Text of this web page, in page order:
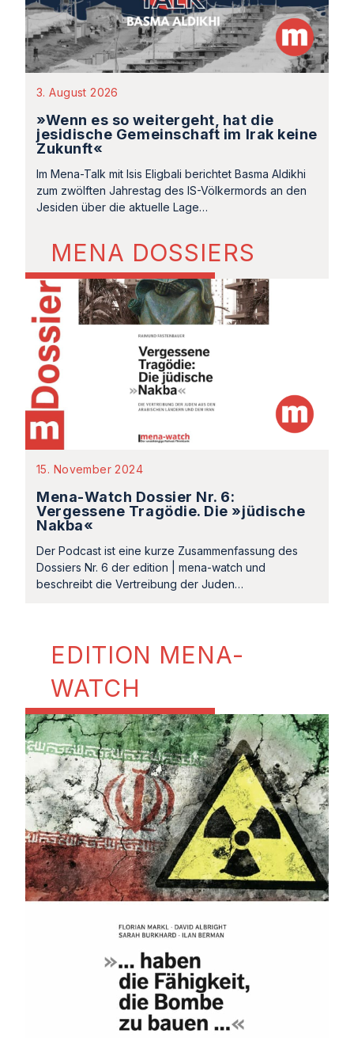
3. August 2026
»Wenn es so weitergeht, hat die
jesidische Gemeinschaft im Irak keine
Zukunft«
Im Mena-Talk mit Isis Eligbali berichtet Basma Aldikhi
zum zwölften Jahrestag des IS-Völkermords an den
Jesiden über die aktuelle Lage…
MENA DOSSIERS
15. November 2024
Mena-Watch Dossier Nr. 6:
Vergessene Tragödie. Die »jüdische
Nakba«
Der Podcast ist eine kurze Zusammenfassung des
Dossiers Nr. 6 der edition | mena-watch und
beschreibt die Vertreibung der Juden…
EDITION MENA-
WATCH